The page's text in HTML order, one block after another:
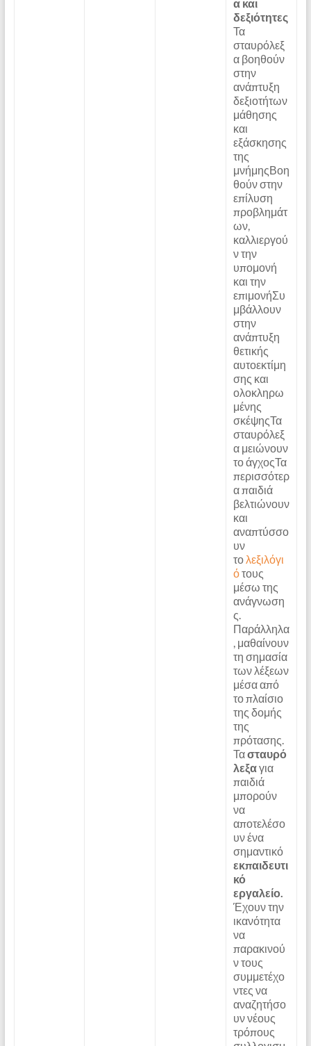
α και
δεξιότητες
Τα
σταυρόλεξ
α βοηθούν
στην
ανάπτυξη
δεξιοτήτων
μάθησης
και
εξάσκησης
της
μνήμηςΒοη
θούν στην
επίλυση
προβλημάτ
ων,
καλλιεργού
ν την
υπομονή
και την
επιμονήΣυ
μβάλλουν
στην
ανάπτυξη
θετικής
αυτοεκτίμη
σης και
ολοκληρω
μένης
σκέψηςΤα
σταυρόλεξ
α μειώνουν
το άγχοςΤα
περισσότερ
α παιδιά
βελτιώνουν
και
αναπτύσσο
υν
τολεξιλόγι
ότους
μέσω της
ανάγνωση
ς.
Παράλληλα
, μαθαίνουν
τη σημασία
των λέξεων
μέσα από
το πλαίσιο
της δομής
της
πρότασης.
Τασταυρό
λεξαγια
παιδιά
μπορούν
να
αποτελέσο
υν ένα
σημαντικό
εκπαιδευτι
κό
εργαλείο.
Έχουν την
ικανότητα
να
παρακινού
ν τους
συμμετέχο
ντες να
αναζητήσο
υν νέους
τρόπους